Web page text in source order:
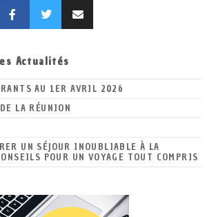
Actualités
AU 1ER AVRIL 2026
LA RÉUNION
UN SÉJOUR INOUBLIABLE À LA
POUR UN VOYAGE TOUT COMPRIS